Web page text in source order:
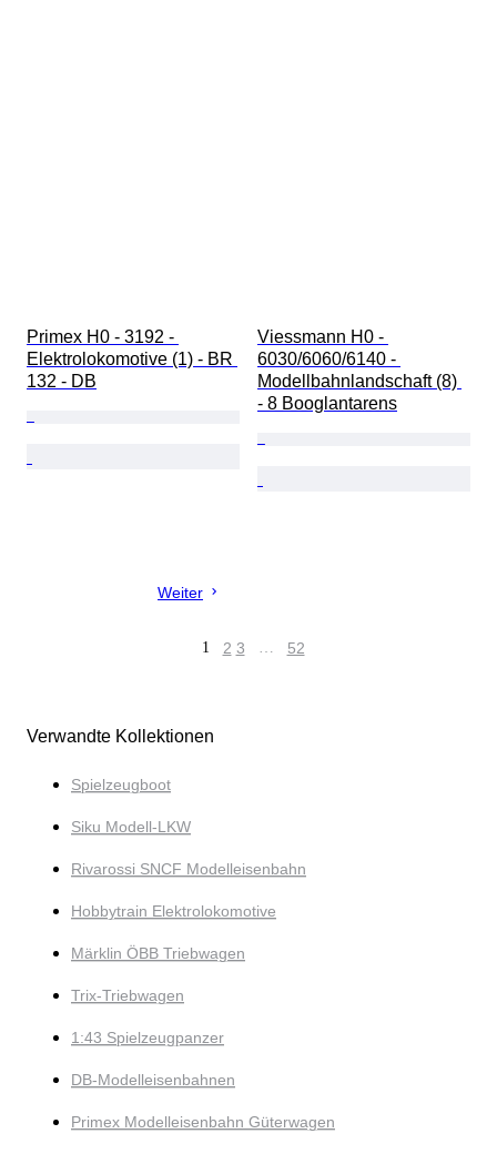
Primex H0 - 3192 -
Elektrolokomotive (1) - BR
132 - DB
Viessmann H0 -
6030/6060/6140 -
Modellbahnlandschaft (8)
- 8 Booglantarens
Weiter
1 2 3 … 52
Verwandte Kollektionen
Spielzeugboot
Siku Modell-LKW
Rivarossi SNCF Modelleisenbahn
Hobbytrain Elektrolokomotive
Märklin ÖBB Triebwagen
Trix-Triebwagen
1:43 Spielzeugpanzer
DB-Modelleisenbahnen
Primex Modelleisenbahn Güterwagen